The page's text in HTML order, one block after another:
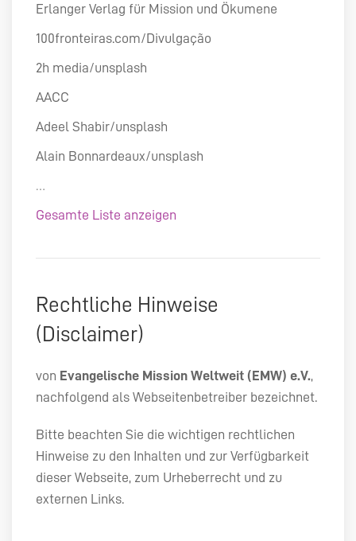
Erlanger Verlag für Mission und Ökumene
100fronteiras.com/Divulgação
2h media/unsplash
AACC
Adeel Shabir/unsplash
Alain Bonnardeaux/unsplash
…
Gesamte Liste anzeigen
Rechtliche Hinweise
(Disclaimer)
von Evangelische Mission Weltweit (EMW) e.V.,
nachfolgend als Webseitenbetreiber bezeichnet.
Bitte beachten Sie die wichtigen rechtlichen
Hinweise zu den Inhalten und zur Verfügbarkeit
dieser Webseite, zum Urheberrecht und zu
externen Links.